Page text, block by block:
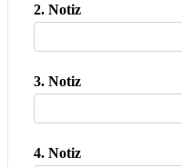
2. Notiz
3. Notiz
4. Notiz